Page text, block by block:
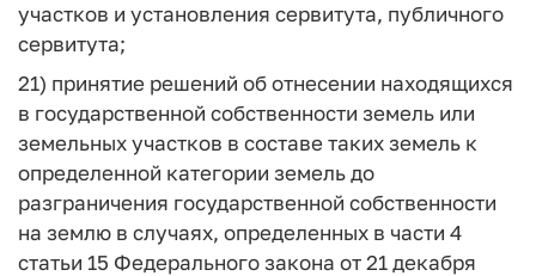
участков и установления сервитута, публичного
сервитута;
21) принятие решений об отнесении находящихся
в государственной собственности земель или
земельных участков в составе таких земель к
определенной категории земель до
разграничения государственной собственности
на землю в случаях, определенных в части 4
статьи 15 Федерального закона от 21 декабря